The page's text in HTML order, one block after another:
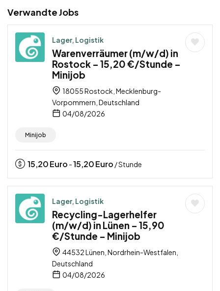
Verwandte Jobs
Lager, Logistik
Warenverräumer (m/w/d) in
Rostock – 15,20 €/Stunde –
Minijob
18055 Rostock, Mecklenburg-
Vorpommern, Deutschland
04/08/2026
Minijob
15,20Euro -15,20Euro / Stunde
Lager, Logistik
Recycling-Lagerhelfer
(m/w/d) in Lünen – 15,90
€/Stunde – Minijob
44532 Lünen, Nordrhein-Westfalen,
Deutschland
04/08/2026